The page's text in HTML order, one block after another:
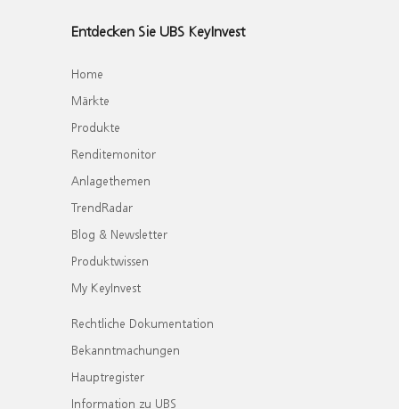
Entdecken Sie UBS KeyInvest
Home
Märkte
Produkte
Renditemonitor
Anlagethemen
TrendRadar
Blog & Newsletter
Produktwissen
My KeyInvest
Rechtliche Dokumentation
Bekanntmachungen
Hauptregister
Information zu UBS